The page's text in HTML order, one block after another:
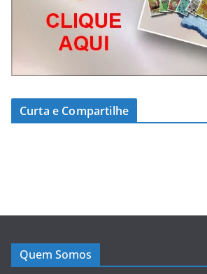
Curta e Compartilhe
Quem Somos